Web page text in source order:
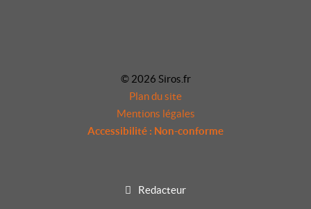
© 2026 Siros.fr
Plan du site
Mentions légales
Accessibilité : Non-conforme
Redacteur